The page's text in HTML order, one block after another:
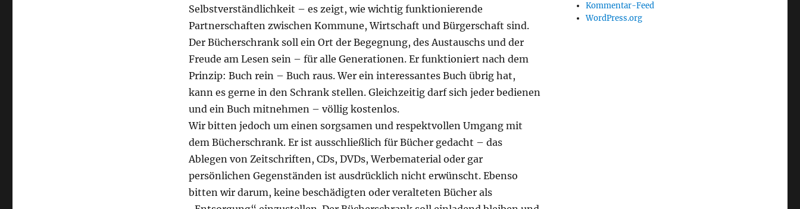
Selbstverständlichkeit – es zeigt, wie wichtig funktionierende
Partnerschaften zwischen Kommune, Wirtschaft und Bürgerschaft sind.
Der Bücherschrank soll ein Ort der Begegnung, des Austauschs und der
Freude am Lesen sein – für alle Generationen. Er funktioniert nach dem
Prinzip: Buch rein – Buch raus. Wer ein interessantes Buch übrig hat,
kann es gerne in den Schrank stellen. Gleichzeitig darf sich jeder bedienen
und ein Buch mitnehmen – völlig kostenlos.
Wir bitten jedoch um einen sorgsamen und respektvollen Umgang mit
dem Bücherschrank. Er ist ausschließlich für Bücher gedacht – das
Ablegen von Zeitschriften, CDs, DVDs, Werbematerial oder gar
persönlichen Gegenständen ist ausdrücklich nicht erwünscht. Ebenso
bitten wir darum, keine beschädigten oder veralteten Bücher als
Kommentar-Feed
WordPress.org